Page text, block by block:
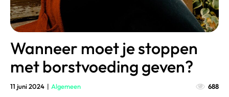
Wanneer moet je stoppen
met borstvoeding geven?
11 juni 2024 | Algemeen 688